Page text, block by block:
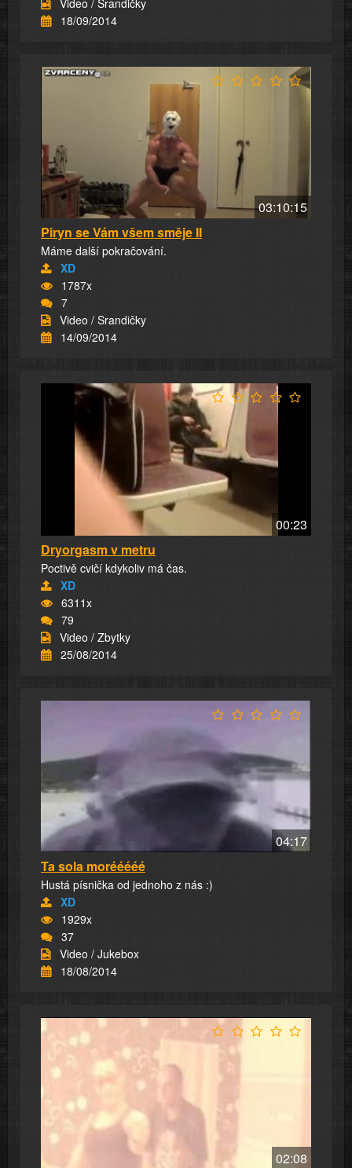
18/09/2014
03:10:15
Piryn se Vám všem směje II
Máme další pokračování.
XD
1787x
7
Video / Srandičky
14/09/2014
00:23
Dryorgasm v metru
Poctivě cvičí kdykoliv má čas.
XD
6311x
79
Video / Zbytky
25/08/2014
04:17
Ta sola morééééé
Hustá písnička od jednoho z nás :)
XD
1929x
37
Video / Jukebox
18/08/2014
02:08